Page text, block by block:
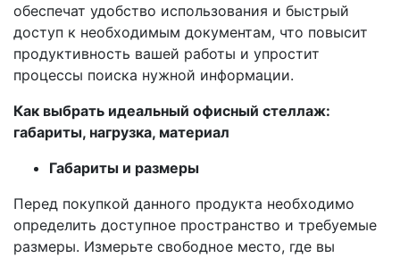
обеспечат удобство использования и быстрый
доступ к необходимым документам, что повысит
продуктивность вашей работы и упростит
процессы поиска нужной информации.
Как выбрать идеальный офисный стеллаж:
габариты, нагрузка, материал
Габариты и размеры
Перед покупкой данного продукта необходимо
определить доступное пространство и требуемые
размеры. Измерьте свободное место, где вы